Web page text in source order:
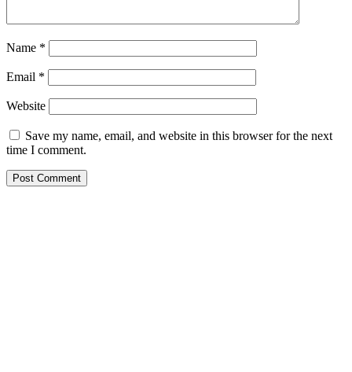
Name *
Email *
Website
Save my name, email, and website in this browser for the next
time I comment.